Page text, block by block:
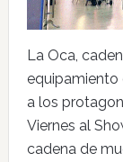
La Oca,
equipamiento
a los
Viernes al
cadena de